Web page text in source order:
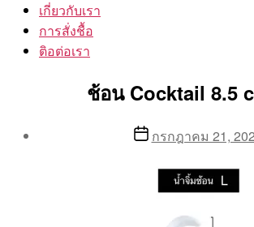
เกี่ยวกับเรา
การสั่งชื้อ
ติอต่อเรา
ช้อน Cocktail 8.5
Postกรกฎาคม 21,